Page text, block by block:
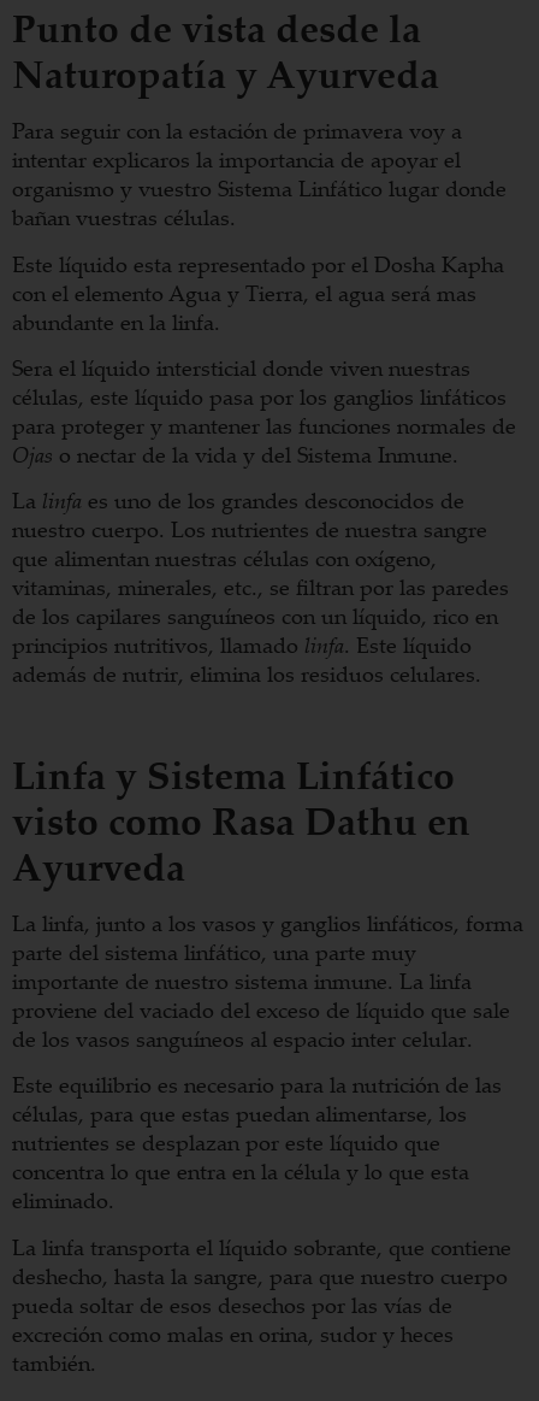
Punto de vista desde la
Naturopatía y Ayurveda
Para seguir con la estación de primavera voy a
intentar explicaros la importancia de apoyar el
organismo y vuestro Sistema Linfático lugar donde
bañan vuestras células.
Este líquido esta representado por el Dosha Kapha
con el elemento Agua y Tierra, el agua será mas
abundante en la linfa.
Sera el líquido intersticial donde viven nuestras
células, este líquido pasa por los ganglios linfáticos
para proteger y mantener las funciones normales de
Ojas o nectar de la vida y del Sistema Inmune.
La linfa es uno de los grandes desconocidos de
nuestro cuerpo. Los nutrientes de nuestra sangre
que alimentan nuestras células con oxígeno,
vitaminas, minerales, etc., se filtran por las paredes
de los capilares sanguíneos con un líquido, rico en
principios nutritivos, llamado linfa. Este líquido
además de nutrir, elimina los residuos celulares.
Linfa y Sistema Linfático
visto como Rasa Dathu en
Ayurveda
La linfa, junto a los vasos y ganglios linfáticos, forma
parte del sistema linfático, una parte muy
importante de nuestro sistema inmune. La linfa
proviene del vaciado del exceso de líquido que sale
de los vasos sanguíneos al espacio inter celular.
Este equilibrio es necesario para la nutrición de las
células, para que estas puedan alimentarse, los
nutrientes se desplazan por este líquido que
concentra lo que entra en la célula y lo que esta
eliminado.
La linfa transporta el líquido sobrante, que contiene
deshecho, hasta la sangre, para que nuestro cuerpo
pueda soltar de esos desechos por las vías de
excreción como malas en orina, sudor y heces
también.